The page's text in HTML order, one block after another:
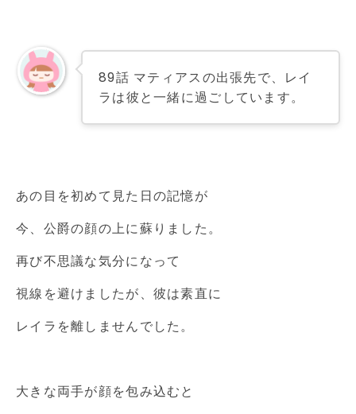
89話 マティアスの出張先で、レイ
ラは彼と一緒に過ごしています。
あの目を初めて見た日の記憶が
今、公爵の顔の上に蘇りました。
再び不思議な気分になって
視線を避けましたが、彼は素直に
レイラを離しませんでした。
大きな両手が顔を包み込むと